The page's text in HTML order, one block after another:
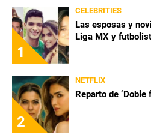
1
CELEBRITIES
Las esposas y
Liga MX y
2
NETFLIX
Reparto de